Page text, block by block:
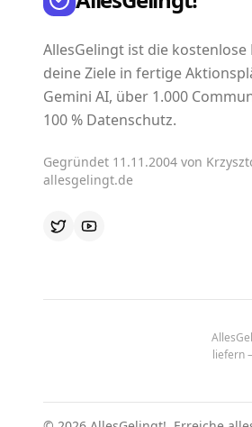
AllesGelingt ist die kostenlose
deine Ziele in fertige
Gemini AI, über 1.000
100 % Datenschutz.
Gegründet 11.11.2004 von
allesgelingt.de
liefern